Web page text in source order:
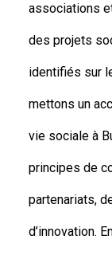
associations
des projets
identifiés sur
mettons un
vie sociale à
principes de
partenariats,
d’innovation.